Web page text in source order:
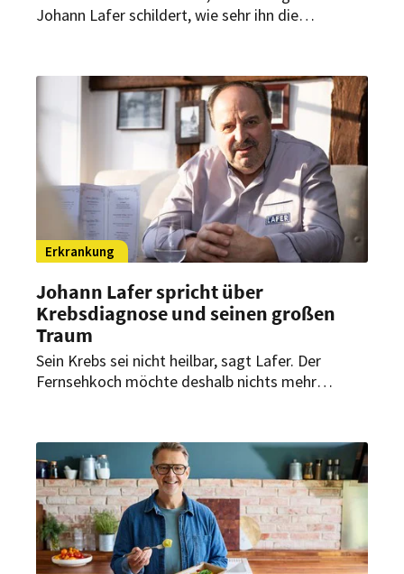
Johann Lafer schildert, wie sehr ihn die
Erkrankung
Johann Lafer spricht über
Krebsdiagnose und seinen großen
Traum
Sein Krebs sei nicht heilbar, sagt Lafer. Der
Fernsehkoch möchte deshalb nichts mehr